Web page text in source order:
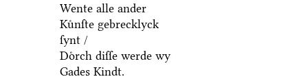
Wente alle ander
Kuͤnſte gebrecklyck
ſynt /
Doͤrch diſſe werde wy
Gades Kindt.